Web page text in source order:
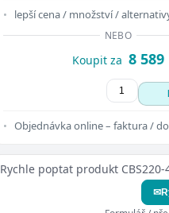
lepší cena / množství /
NEBO
Koupit za 8 589
Objednávka online – faktura /
Rychle poptat produkt CBS220-
✉